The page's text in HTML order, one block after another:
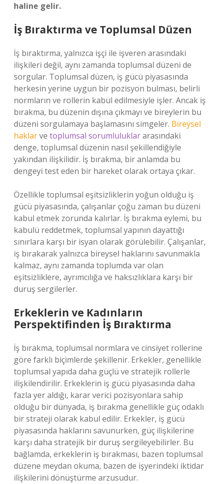
haline gelir.
İş Bıraktırma ve Toplumsal Düzen
İş bıraktırma, yalnızca işçi ile işveren arasındaki
ilişkileri değil, aynı zamanda toplumsal düzeni de
sorgular. Toplumsal düzen, iş gücü piyasasında
herkesin yerine uygun bir pozisyon bulması, belirli
normların ve rollerin kabul edilmesiyle işler. Ancak iş
bırakma, bu düzenin dışına çıkmayı ve bireylerin bu
düzeni sorgulamaya başlamasını simgeler. Bireysel
haklarve toplumsal sorumluluklararasındaki
denge, toplumsal düzenin nasıl şekillendiğiyle
yakından ilişkilidir. İş bırakma, bir anlamda bu
dengeyi test eden bir hareket olarak ortaya çıkar.
Özellikle toplumsal eşitsizliklerin yoğun olduğu iş
gücü piyasasında, çalışanlar çoğu zaman bu düzeni
kabul etmek zorunda kalırlar. İş bırakma eylemi, bu
kabulü reddetmek, toplumsal yapının dayattığı
sınırlara karşı bir isyan olarak görülebilir. Çalışanlar,
iş bırakarak yalnızca bireysel haklarını savunmakla
kalmaz, aynı zamanda toplumda var olan
eşitsizliklere, ayrımcılığa ve haksızlıklara karşı bir
duruş sergilerler.
Erkeklerin ve Kadınların
Perspektifinden İş Bıraktırma
İş bırakma, toplumsal normlara ve cinsiyet rollerine
göre farklı biçimlerde şekillenir. Erkekler, genellikle
toplumsal yapıda daha güçlü ve stratejik rollerle
ilişkilendirilir. Erkeklerin iş gücü piyasasında daha
fazla yer aldığı, karar verici pozisyonlara sahip
olduğu bir dünyada, iş bırakma genellikle güç odaklı
bir strateji olarak kabul edilir. Erkekler, iş gücü
piyasasında haklarını savunurken, güç ilişkilerine
karşı daha stratejik bir duruş sergileyebilirler. Bu
bağlamda, erkeklerin iş bırakması, bazen toplumsal
düzene meydan okuma, bazen de işyerindeki iktidar
ilişkilerini dönüştürme arzusudur.